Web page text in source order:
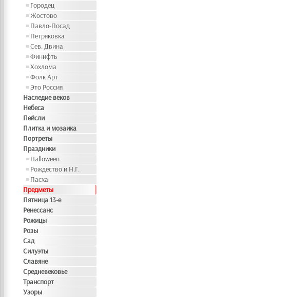
Городец
Жостово
Павло-Посад
Петряковка
Сев. Двина
Финифть
Хохлома
Фолк Арт
Это Россия
Наследие веков
Небеса
Пейсли
Плитка и мозаика
Портреты
Праздники
Halloween
Рождество и Н.Г.
Пасха
Предметы
Пятница 13-е
Ренессанс
Рожицы
Розы
Сад
Силуэты
Славяне
Средневековье
Транспорт
Узоры